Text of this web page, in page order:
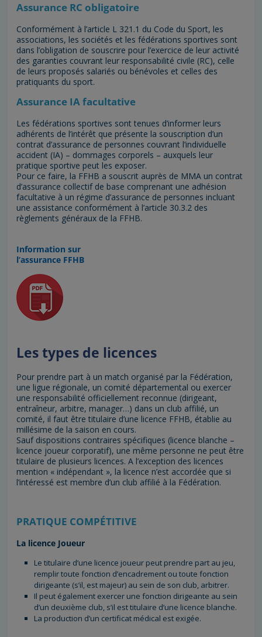
Assurance RC obligatoire
Conformément à l’article L 321.1 du Code du Sport, les
associations, les sociétés et les fédérations sportives sont
dans l’obligation de souscrire pour l’exercice de leur activité
des garanties couvrant leur responsabilité civile (RC), celle
de leurs proposés salariés ou bénévoles et celles des
pratiquants du sport.
Assurance IA facultative
Les fédérations sportives sont tenues d’informer leurs
adhérents de l’intérêt que présente la souscription d’un
contrat d’assurance de personnes couvrant l’individuelle
accident (IA) – dommages corporels – auxquels leur
pratique sportive peut les exposer.
Pour ce faire, la FFHB a souscrit auprès de MMA un contrat
d’assurance collectif de base comprenant une adhésion
facultative à un régime d’assurance de personnes incluant
une assistance conformément à l’article 30.3.2 des
règlements généraux de la FFHB.
Information sur
l’assurance FFHB
Les types de licences
Pour prendre part à un match organisé par la Fédération,
une ligue régionale, un comité départemental ou exercer
une responsabilité officiellement reconnue (dirigeant,
entraîneur, arbitre, manager…) dans un club affilié, un
comité, il faut être titulaire d’une licence FFHB, établie au
millésime de la saison en cours.
Sauf dispositions contraires spécifiques (licence blanche –
licence joueur corporatif), une même personne ne peut être
titulaire de plusieurs licences. A l’exception des licences
mention « indépendant », la licence n’est accordée que si
l’intéressé est membre d’un club affilié à la Fédération.
PRATIQUE COMPÉTITIVE
La licence Joueur
Le titulaire d’une licence joueur peut prendre part au jeu,
remplir toute fonction d’encadrement ou toute fonction
dirigeante (s’il, est majeur) au sein de son club, arbitrer.
Il peut également exercer une fonction dirigeante au sein
d’un deuxième club, s’il est titulaire d’une licence blanche.
La production d’un certificat médical est exigée.